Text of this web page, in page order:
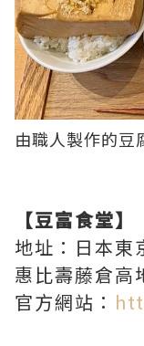
由職人製作的豆
【豆富食堂】
地址：日本東
惠比壽藤倉
官方網站：